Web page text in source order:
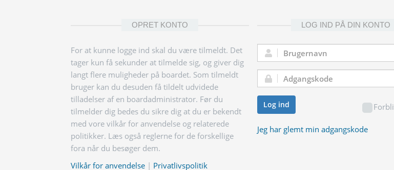
OPRET KONTO
For at kunne logge ind skal du være tilmeldt. Det
tager kun få sekunder at tilmelde sig, og giver dig
langt flere muligheder på boardet. Som tilmeldt
bruger kan du desuden få tildelt udvidede
tilladelser af en boardadministrator. Før du
tilmelder dig bedes du sikre dig at du er bekendt
med vore vilkår for anvendelse og relaterede
politikker. Læs også reglerne for de forskellige
fora når du besøger dem.
Vilkår for anvendelse | Privatlivspolitik
LOG IND PÅ DIN KONTO
Brugernavn:
Adgangskode:
Log ind
Jeg har glemt min adgangskode